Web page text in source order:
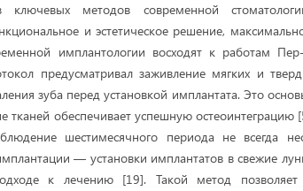
методов современной
и эстетическое решение,
имплантологии восходят к работам
предусматривал заживление мягких и
зуба перед установкой имплантата. Это
тканей обеспечивает успешную остеоинтеграцию
шестимесячного периода не всегда
— установки имплантатов в свежие
к лечению [19]. Такой метод позволяет